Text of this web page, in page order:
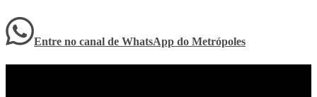
Entre no canal de WhatsApp do Metrópoles